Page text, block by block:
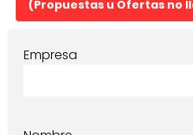
(Propuestas u Ofertas no
Empresa